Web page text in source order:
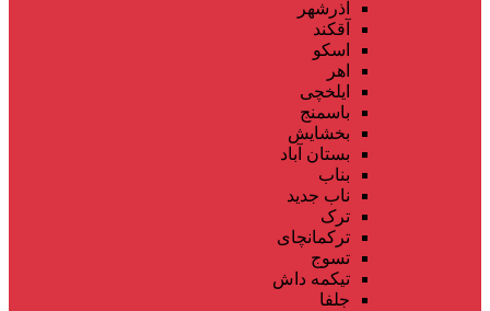
آذرشهر
آقکند
اسکو
اهر
ایلخچی
باسمنج
بخشایش
بستان آباد
بناب
ناب جدید
ترک
ترکمانچای
تسوج
تیکمه داش
جلفا